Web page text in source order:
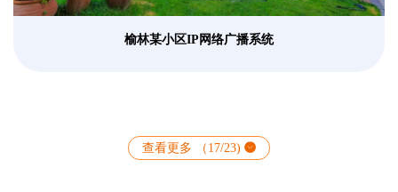
榆林某小区IP网络广播系统
查看更多 （17/23)